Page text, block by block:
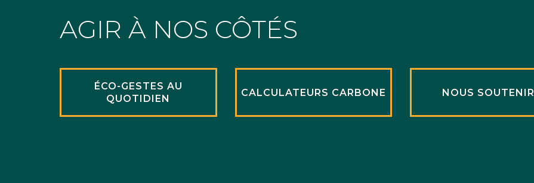
AGIR À NOS CÔTÉS
ÉCO-GESTES AU
QUOTIDIEN
CALCULATEURS CARBONE NOUS SOUTENIR